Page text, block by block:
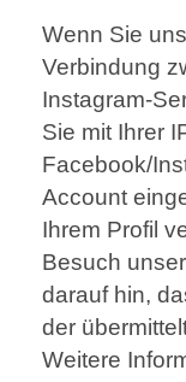
Wenn Sie
Verbindung
Instagram-
Sie mit Ihrer
Facebook/
Account
Ihrem Profil
Besuch
darauf hin,
der
Weitere